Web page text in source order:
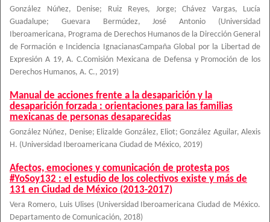
González Núñez, Denise; Ruiz Reyes, Jorge; Chávez Vargas, Lucía
Guadalupe; Guevara Bermúdez, José Antonio (Universidad
Iberoamericana, Programa de Derechos Humanos de la Dirección General
de Formación e Incidencia IgnacianasCampaña Global por la Libertad de
Expresión A 19, A. C.Comisión Mexicana de Defensa y Promoción de los
Derechos Humanos, A. C., 2019)
Manual de acciones frente a la desaparición y la
desaparición forzada : orientaciones para las familias
mexicanas de personas desaparecidas
González Núñez, Denise; Elizalde González, Eliot; González Aguilar, Alexis
H. (Universidad Iberoamericana Ciudad de México, 2019)
Afectos, emociones y comunicación de protesta pos
#YoSoy132 : el estudio de los colectivos existe y más de
131 en Ciudad de México (2013-2017)
Vera Romero, Luis Ulises (Universidad Iberoamericana Ciudad de México.
Departamento de Comunicación, 2018)